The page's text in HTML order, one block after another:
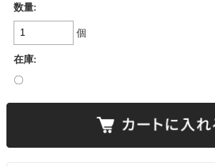
数量:
個
在庫:
〇